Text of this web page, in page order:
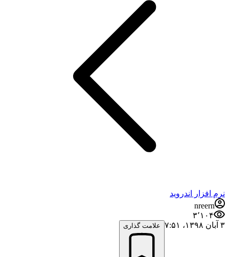
نرم افزار اندروید
nreern
۳٬۱۰۴
۳ آبان ۱۳۹۸،‏ ۷:۵۱
علامت گذاری